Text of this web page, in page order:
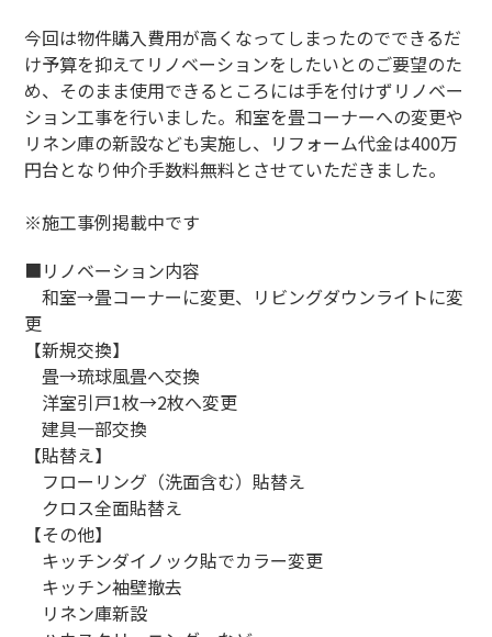
今回は物件購入費用が高くなってしまったのでできるだ
け予算を抑えてリノベーションをしたいとのご要望のた
め、そのまま使用できるところには手を付けずリノベー
ション工事を行いました。和室を畳コーナーへの変更や
リネン庫の新設なども実施し、リフォーム代金は400万
円台となり仲介手数料無料とさせていただきました。
※施工事例掲載中です
■リノベーション内容
和室→畳コーナーに変更、リビングダウンライトに変
更
【新規交換】
畳→琉球風畳へ交換
洋室引戸1枚→2枚へ変更
建具一部交換
【貼替え】
フローリング（洗面含む）貼替え
クロス全面貼替え
【その他】
キッチンダイノック貼でカラー変更
キッチン袖壁撤去
リネン庫新設